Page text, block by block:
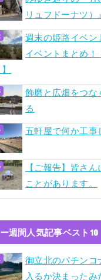
リュフドーナツ
週末の姫路イベン
イベントまとめ！
飾磨と広畑をつな
る
五軒屋で何か工事
【ご報告】皆さ
ことがあります。
ー週間人気記事ベスト10
御立北のパチンコ
入るか決まったみ